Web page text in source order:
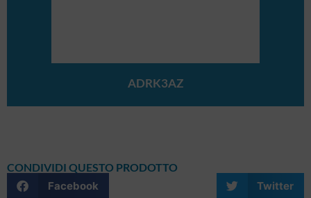
ADRK3AZ
CONDIVIDI QUESTO PRODOTTO
Facebook
Twitter